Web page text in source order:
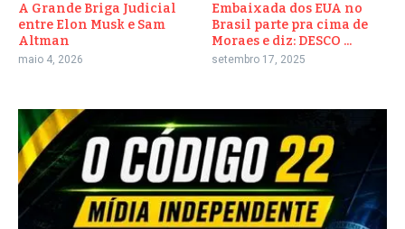
A Grande Briga Judicial
entre Elon Musk e Sam
Altman
maio 4, 2026
Embaixada dos EUA no
Brasil parte pra cima de
Moraes e diz: DESCO ...
setembro 17, 2025